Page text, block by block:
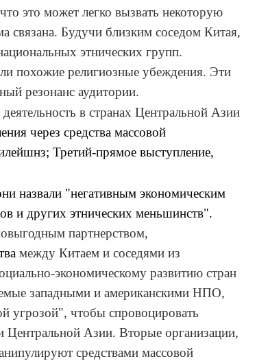
это может легко вызвать некоторую
связана. Будучи близким соседом Китая,
этнических групп.
похожие религиозные убеждения. Эти
резонанс аудитории.
в странах Центральной Азии
через средства массовой
; Третий-прямое выступление,
назвали "негативным экономическим
и других этнических меньшинств".
партнерством,
между Китаем и соседями из
экономическому развитию стран
западными и американскими НПО,
угрозой", чтобы спровоцировать
Центральной Азии. Вторые организации,
средствами массовой